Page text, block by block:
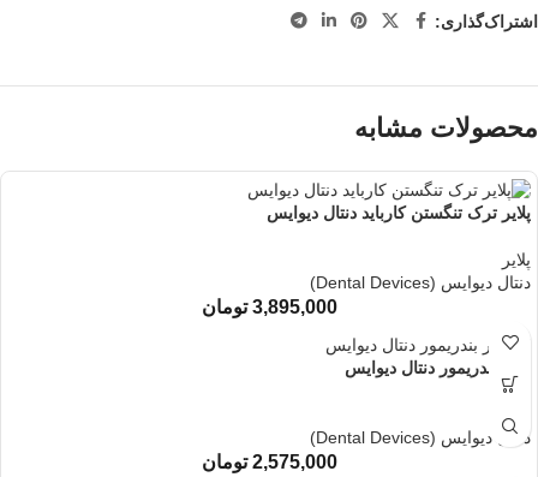
اشتراک‌گذاری:
محصولات مشابه
پلایر ترک تنگستن کارباید دنتال دیوایس
پلایر
دنتال دیوایس (Dental Devices)
3,895,000 تومان
پلایر بندریمور دنتال دیوایس
پلایر
دنتال دیوایس (Dental Devices)
2,575,000 تومان